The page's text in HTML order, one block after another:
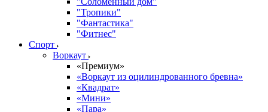
"Тропики"
"Фантастика"
"Фитнес"
Спорт
Воркаут
«Премиум»
«Воркаут из оцилиндрованного бревна»
«Квадрат»
«Мини»
«Пара»